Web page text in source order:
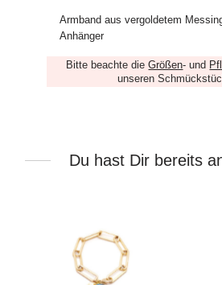
Armband aus vergoldetem
Anhänger
Bitte beachte dieGrößen- und
unseren
Du hast Dir bereits